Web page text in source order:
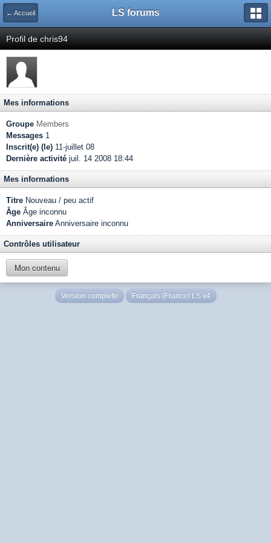
← Accueil LS forums
Profil de chris94
Mes informations
Groupe Members
Messages 1
Inscrit(e) (le) 11-juillet 08
Dernière activité juil. 14 2008 18:44
Mes informations
Titre Nouveau / peu actif
Âge Âge inconnu
Anniversaire Anniversaire inconnu
Contrôles utilisateur
Mon contenu
Version complète Français (France) LS v4